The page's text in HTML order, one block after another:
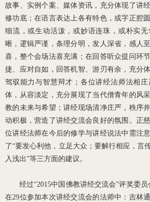
故事、实例个案、媒体资讯，充分体现了讲
修功底；在语言表达上各有特色，或字正腔
细流，或生动活泼，或妙语连珠，或朴实
晰，逻辑严谨，条理分明，发人深省，感人
喜，整个会场法喜充满；在回答听众提问环
捷、应对自如，回答机智、游刃有余，充分
驾驭能力与智慧辩才；各位讲经法师法相
体，从容淡定，充分展现了当代僧青年的风
教的未来与希望；讲经现场清净庄严，秩序
动积极，营造了讲经交流会良好的氛围。正
位讲经法师在今后的修学与讲经说法中需注
了“要发心利他，立足大众；要解行相应，言
入浅出”等三方面的建议。
经过“2015中国佛教讲经交流会”评奖委员
在29位参加本次讲经交流会的法师中：吉林